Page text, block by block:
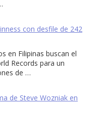
con desfile de 242
en Filipinas buscan el
Records para un
de …
de Steve Wozniak en